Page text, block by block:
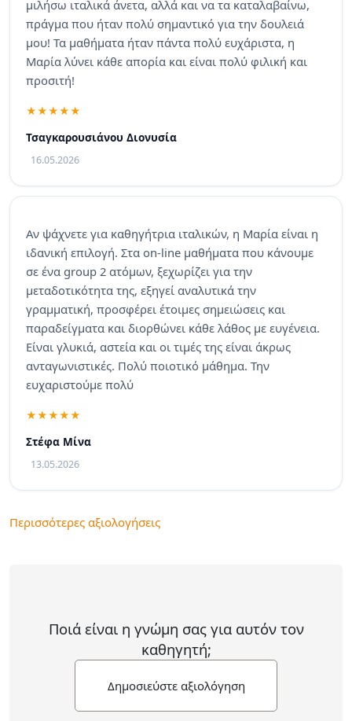
μιλήσω ιταλικά άνετα, αλλά και να τα καταλαβαίνω,
πράγμα που ήταν πολύ σημαντικό για την δουλειά
μου! Τα μαθήματα ήταν πάντα πολύ ευχάριστα, η
Μαρία λύνει κάθε απορία και είναι πολύ φιλική και
προσιτή!
Τσαγκαρουσιάνου Διονυσία
16.05.2026
Αν ψάχνετε για καθηγήτρια ιταλικών, η Μαρία είναι η
ιδανική επιλογή. Στα on-line μαθήματα που κάνουμε
σε ένα group 2 ατόμων, ξεχωρίζει για την
μεταδοτικότητα της, εξηγεί αναλυτικά την
γραμματική, προσφέρει έτοιμες σημειώσεις και
παραδείγματα και διορθώνει κάθε λάθος με ευγένεια.
Είναι γλυκιά, αστεία και οι τιμές της είναι άκρως
ανταγωνιστικές. Πολύ ποιοτικό μάθημα. Την
ευχαριστούμε πολύ
Στέφα Μίνα
13.05.2026
Περισσότερες αξιολογήσεις
Ποιά είναι η γνώμη σας για αυτόν τον
καθηγητή;
Δημοσιεύστε αξιολόγηση